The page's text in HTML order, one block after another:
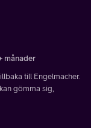
månader
till Engelmacher.
gömma sig,